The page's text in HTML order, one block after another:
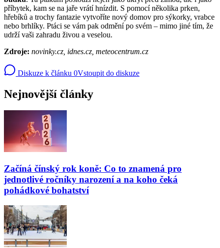
příbytek, kam se na jaře vrátí hnízdit. S pomocí několika prken,
hřebíků a trochy fantazie vytvoříte nový domov pro sýkorky, vrabce
nebo brhlíky. Ptáci se vám pak odmění po svém – mimo jiné tím, že
udrží vaši zahradu živou a veselou.
Zdroje: novinky.cz, idnes.cz, meteocentrum.cz
Diskuze k článku 0Vstoupit do diskuze
Nejnovější články
Začíná čínský rok koně: Co to znamená pro
jednotlivé ročníky narození a na koho čeká
pohádkové bohatství